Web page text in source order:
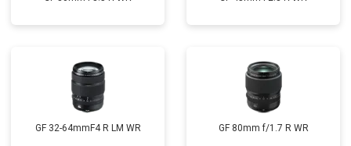
GF 32-64mmF4 R LM WR GF 80mm f/1.7 R WR